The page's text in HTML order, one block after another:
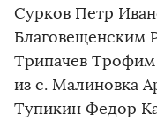
Сурков Петр
Благовещенским
Трипачев Трофим
из с. Малиновка
Тупикин Федор